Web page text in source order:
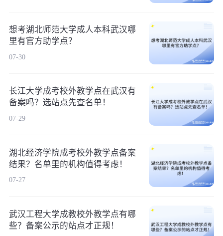
想考湖北师范大学成人本科武汉哪
里有官方助学点？
07-30
长江大学成考校外教学点在武汉有
备案吗？选站点先查名单！
07-29
湖北经济学院成考校外教学点备案
结果？名单里的机构值得考虑！
07-27
武汉工程大学成教校外教学点有哪
些？备案公示的站点才正规！